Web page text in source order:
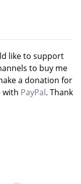
like to support
to buy me
a donation for
with PayPal. Thank